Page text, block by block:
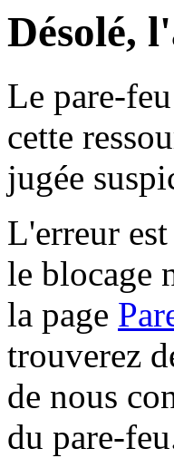
Désolé,
Le pare-
cette
jugée
L'erreur
le blocage
la page
trouverez
de nous
du pare-